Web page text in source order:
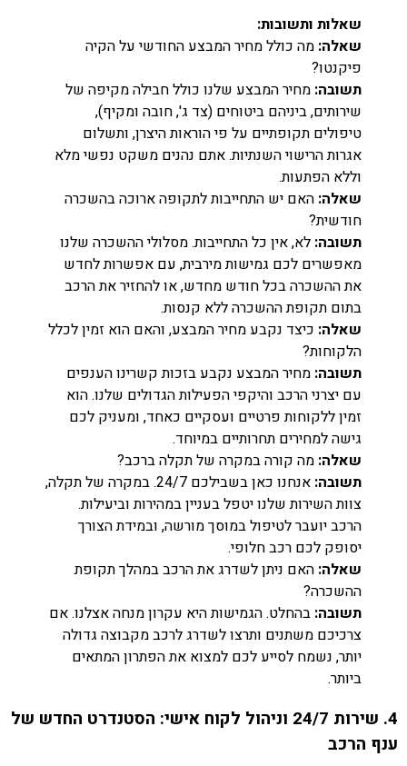
שאלות ותשובות:
שאלה: מה כולל מחיר המבצע החודשי על הקיה
פיקנטו?
תשובה: מחיר המבצע שלנו כולל חבילה מקיפה של
שירותים, ביניהם ביטוחים (צד ג', חובה ומקיף),
טיפולים תקופתיים על פי הוראות היצרן, ותשלום
אגרות הרישוי השנתיות. אתם נהנים משקט נפשי מלא
וללא הפתעות.
שאלה: האם יש התחייבות לתקופה ארוכה בהשכרה
חודשית?
תשובה: לא, אין כל התחייבות. מסלולי ההשכרה שלנו
מאפשרים לכם גמישות מירבית, עם אפשרות לחדש
את ההשכרה בכל חודש מחדש, או להחזיר את הרכב
בתום תקופת ההשכרה ללא קנסות.
שאלה: כיצד נקבע מחיר המבצע, והאם הוא זמין לכלל
הלקוחות?
תשובה: מחיר המבצע נקבע בזכות קשרינו הענפים
עם יצרני הרכב והיקפי הפעילות הגדולים שלנו. הוא
זמין ללקוחות פרטיים ועסקיים כאחד, ומעניק לכם
גישה למחירים תחרותיים במיוחד.
שאלה: מה קורה במקרה של תקלה ברכב?
תשובה:
אנחנו כאן בשבילכם 24/7. במקרה של תקלה,
צוות השירות שלנו יטפל בעניין במהירות וביעילות.
הרכב יועבר לטיפול במוסך מורשה, ובמידת הצורך
יסופק לכם רכב חלופי.
שאלה: האם ניתן לשדרג את הרכב במהלך תקופת
ההשכרה?
תשובה: בהחלט. הגמישות היא עקרון מנחה אצלנו. אם
צרכיכם משתנים ותרצו לשדרג לרכב מקבוצה גדולה
יותר, נשמח לסייע לכם למצוא את הפתרון המתאים
ביותר.
4. שירות 24/7 וניהול לקוח אישי: הסטנדרט החדש של
ענף הרכב